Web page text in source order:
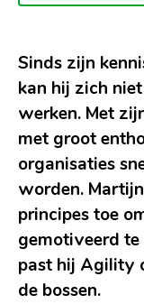
Sinds zijn
kan hij zich
werken. Met
met groot
organisaties
worden.
principes toe
gemotiveerd
past hij Agility
de bossen.